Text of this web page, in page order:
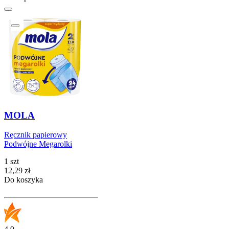
MOLA
Ręcznik papierowy
Podwójne Megarolki
1 szt
Cena
12,29 zł
Do koszyka